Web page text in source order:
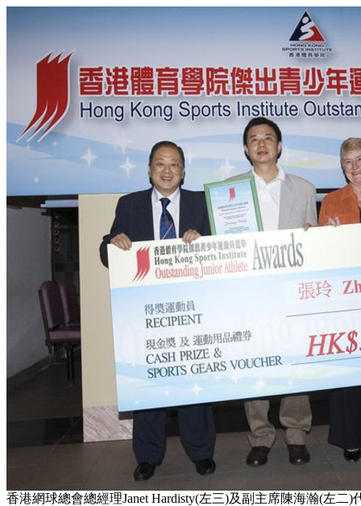
香港網球總會總經理Janet Hardisty(左三)及副主席陳海瀚(左